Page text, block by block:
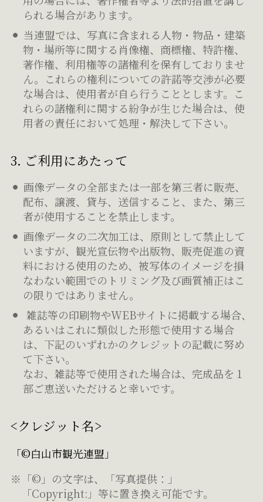
られる場合があります。
当連盟では、写真に含まれる人物・物品・建築
物・場所等に関する肖像権、商標権、特許権、
著作権、利用権等の諸権利を保有しておりませ
ん。これらの権利についての許諾等交渉が必要
な場合は、使用者が自ら行うこととします。こ
れらの諸権利に関する紛争が生じた場合は、使
用者の責任において処理・解決して下さい。
3. ご利用にあたって
画像データの全部または一部を第三者に販売、
配布、譲渡、貸与、送信すること、また、第三
者が使用することを禁止します。
画像データの二次加工は、原則として禁止して
いますが、観光宣伝物や出版物、販売促進の資
料における使用のため、被写体のイメージを損
なわない範囲でのトリミング及び画質補正はこ
の限りではありません。
雑誌等の印刷物やWEBサイトに掲載する場合、
あるいはこれに類似した形態で使用する場合
は、下記のいずれかのクレジットの記載に努め
て下さい。
なお、雑誌等で使用された場合は、完成品を１
部ご恵送いただけると幸いです。
<クレジット名>
「©白山市観光連盟」
※「©」の文字は、「写真提供：」
「Copyright:」等に置き換え可能です。